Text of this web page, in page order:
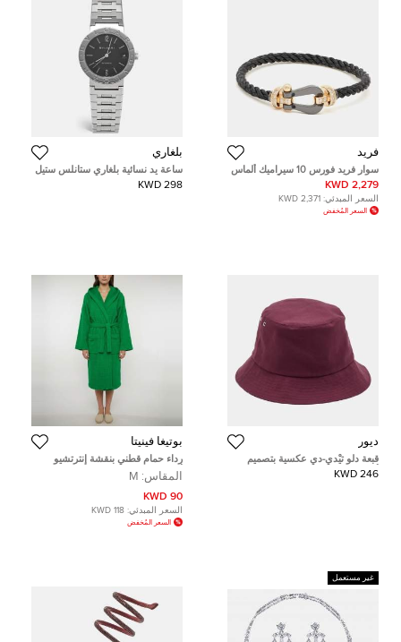
فريد
سوار فريد فورس 10 سيراميك ألماس
كبير مقاس 16
2,279 KWD
السعر المبدئي: 2,371 KWD
السعر المُخفض
بلغاري
ساعة يد نسائية بلغاري ستانلس ستيل
298 KWD
ديور
قبعة دلو تيْدي-دي عكسية بتصميم
أوبليك بلون برغندي من كريستيان
246 KWD
بوتيغا فينيتا
رداء حمام قطني بنقشة إنترتشيو
أخضر بوتيغا فينيتا مقاس متوسط
المقاس: M
90 KWD
السعر المبدئي: 118 KWD
السعر المُخفض
غير مستعمل